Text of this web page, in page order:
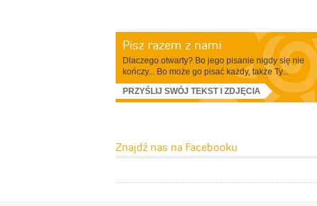
Pisz razem z nami
Dlaczego otwarty? Bo jego pisanie nigdy się nie
kończy... Bo może go pisać każdy, także Ty...
PRZYŚLIJ SWÓJ TEKST I ZDJĘCIA
Znajdź nas na Facebooku